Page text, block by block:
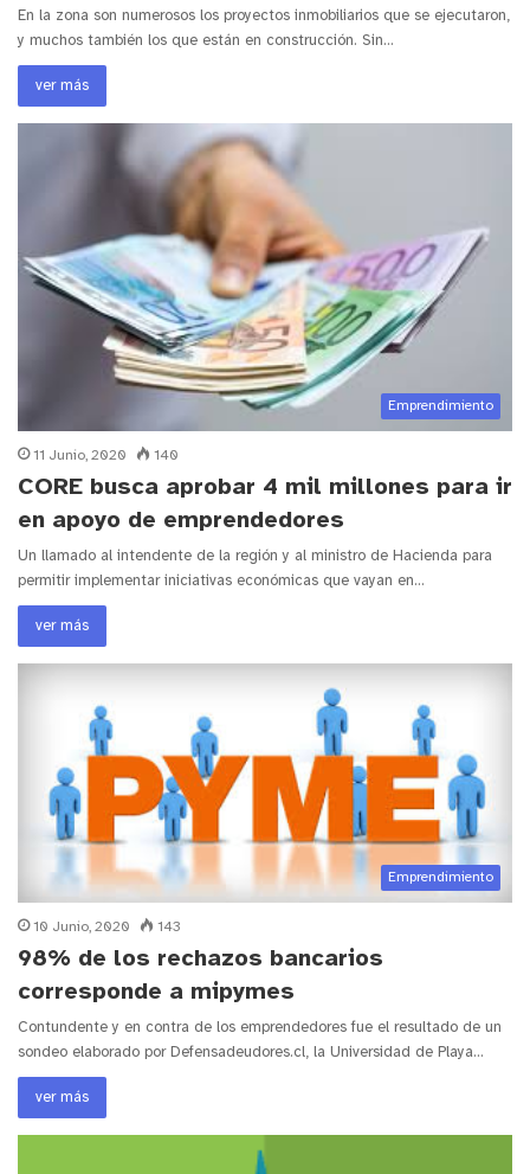
En la zona son numerosos los proyectos inmobiliarios que se ejecutaron,
y muchos también los que están en construcción. Sin…
ver más
Emprendimiento
11 Junio, 2020 140
CORE busca aprobar 4 mil millones para ir
en apoyo de emprendedores
Un llamado al intendente de la región y al ministro de Hacienda para
permitir implementar iniciativas económicas que vayan en…
ver más
Emprendimiento
10 Junio, 2020 143
98% de los rechazos bancarios
corresponde a mipymes
Contundente y en contra de los emprendedores fue el resultado de un
sondeo elaborado por Defensadeudores.cl, la Universidad de Playa…
ver más